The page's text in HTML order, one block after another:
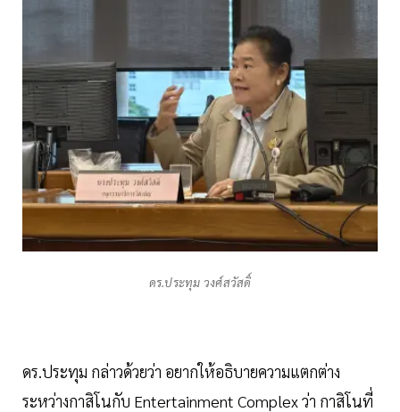
ดร.ประทุม วงศ์สวัสดิ์
ดร.ประทุม กล่าวด้วยว่า อยากให้อธิบายความแตกต่าง
ระหว่างกาสิโนกับ Entertainment Complex ว่า กาสิโนที่